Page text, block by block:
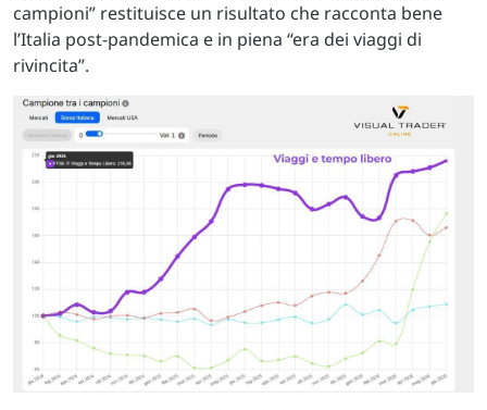
campioni” restituisce un risultato che racconta bene
l’Italia post-pandemica e in piena “era dei viaggi di
rivincita”.